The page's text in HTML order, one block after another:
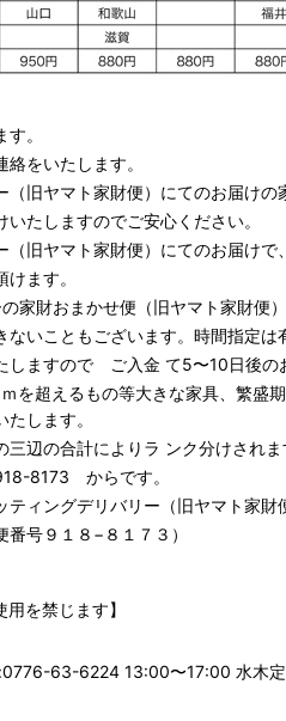
。
をいたします。
（旧ヤマト家財便） にてのお届けの
たしますのでご安心ください。
（旧ヤマト家財便） にてのお届けで
ます。
の家財おまかせ便 （旧ヤマト家財便
ないこともございます。時間指定
しますので ご入金 て5〜10日後の
を超えるもの等大きな家具、繁
します。
辺の合計によりラ ンク分けされま
8173 からです。
ティングデリバリー （旧ヤマト家財
番号９１８−８１７３）
を禁じます】
63-6224 13:00〜17:00 水木